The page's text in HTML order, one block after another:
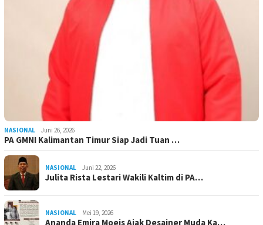
NASIONAL Juni 26, 2026
PA GMNI Kalimantan Timur Siap Jadi Tuan …
NASIONAL Juni 22, 2026
Julita Rista Lestari Wakili Kaltim di PA…
NASIONAL Mei 19, 2026
Ananda Emira Moeis Ajak Desainer Muda Ka…